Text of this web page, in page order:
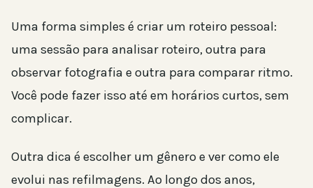
Uma forma simples é criar um roteiro pessoal:
uma sessão para analisar roteiro, outra para
observar fotografia e outra para comparar ritmo.
Você pode fazer isso até em horários curtos, sem
complicar.
Outra dica é escolher um gênero e ver como ele
evolui nas refilmagens. Ao longo dos anos,